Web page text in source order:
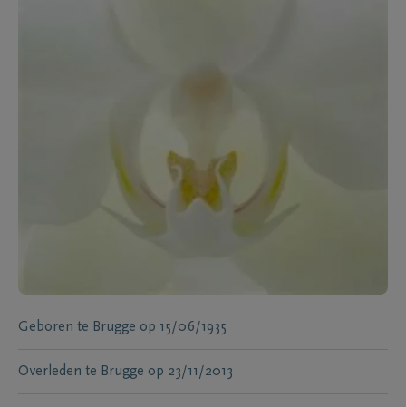
Geboren te Brugge op 15/06/1935
Overleden te Brugge op 23/11/2013